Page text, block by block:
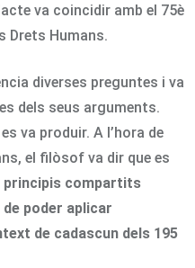
va coincidir amb el 75è
Drets Humans.
diverses preguntes i va
dels seus arguments.
va produir. A l’hora de
el filòsof va dir que es
principis compartits
de poder aplicar
de cadascun dels 195